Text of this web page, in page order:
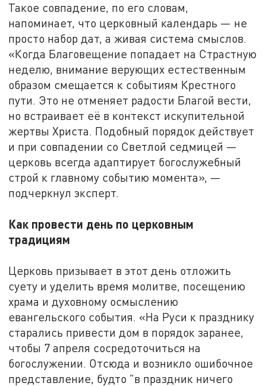
Такое совпадение, по его словам,
напоминает, что церковный календарь — не
просто набор дат, а живая система смыслов.
«Когда Благовещение попадает на Страстную
неделю, внимание верующих естественным
образом смещается к событиям Крестного
пути. Это не отменяет радости Благой вести,
но встраивает её в контекст искупительной
жертвы Христа. Подобный порядок действует
и при совпадении со Светлой седмицей —
церковь всегда адаптирует богослужебный
строй к главному событию момента», —
подчеркнул эксперт.
Как провести день по церковным
традициям
Церковь призывает в этот день отложить
суету и уделить время молитве, посещению
храма и духовному осмыслению
евангельского события. «На Руси к празднику
старались привести дом в порядок заранее,
чтобы 7 апреля сосредоточиться на
богослужении. Отсюда и возникло ошибочное
представление, будто "в праздник ничего